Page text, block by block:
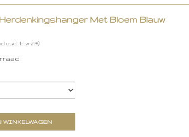
Met Bloem Blauw
btw 21%)
WINKELWAGEN